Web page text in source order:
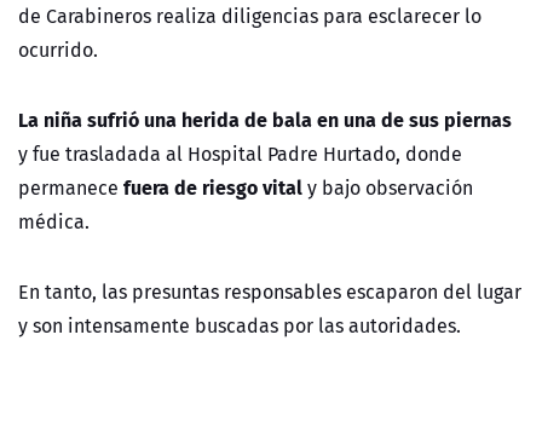
de Carabineros realiza diligencias para esclarecer lo
ocurrido.
La niña sufrió una herida de bala en una de sus piernas
y fue trasladada al Hospital Padre Hurtado, donde
permanece fuera de riesgo vitaly bajo observación
médica.
En tanto, las presuntas responsables escaparon del lugar
y son intensamente buscadas por las autoridades.